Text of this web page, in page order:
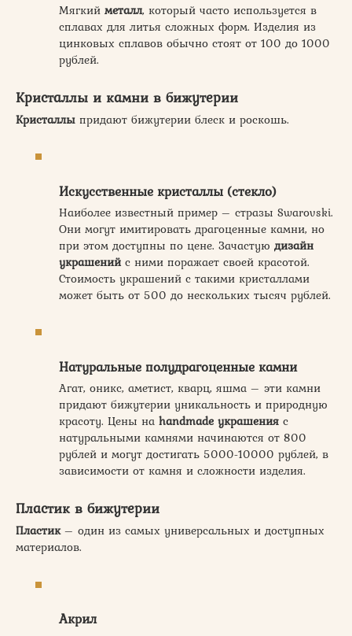
Мягкий металл, который часто используется в
сплавах для литья сложных форм. Изделия из
цинковых сплавов обычно стоят от 100 до 1000
рублей.
Кристаллы и камни в бижутерии
Кристаллы придают бижутерии блеск и роскошь.
Искусственные кристаллы (стекло)
Наиболее известный пример – стразы Swarovski.
Они могут имитировать драгоценные камни, но
при этом доступны по цене. Зачастую дизайн
украшенийс ними поражает своей красотой.
Стоимость украшений с такими кристаллами
может быть от 500 до нескольких тысяч рублей.
Натуральные полудрагоценные камни
Агат, оникс, аметист, кварц, яшма – эти камни
придают бижутерии уникальность и природную
красоту. Цены на handmade украшения с
натуральными камнями начинаются от 800
рублей и могут достигать 5000-10000 рублей, в
зависимости от камня и сложности изделия.
Пластик в бижутерии
Пластик– один из самых универсальных и доступных
материалов.
Акрил